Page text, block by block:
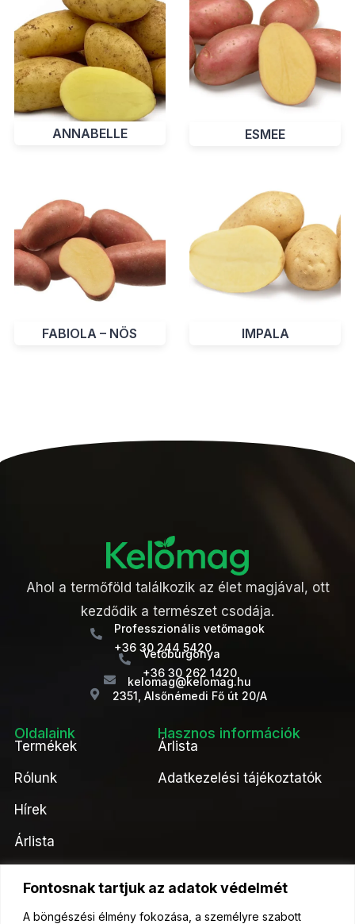
Fontosnak tartjuk az adatok védelmét
A böngészési élmény fokozása, a személyre szabott
ANNABELLE ESMEE
FABIOLA – NÖS IMPALA
Ahol a termőföld találkozik az élet magjával, ott
kezdődik a természet csodája.
Professzionális vetőmagok
+36 30 244 5420
Vetőburgonya
+36 30 262 1420
kelomag@kelomag.hu
2351, Alsőnémedi Fő út 20/A
Oldalaink
Termékek
Rólunk
Hírek
Árlista
Hasznos információk
Árlista
Adatkezelési tájékoztatók
Kérjen ajánlatot tőlünk!